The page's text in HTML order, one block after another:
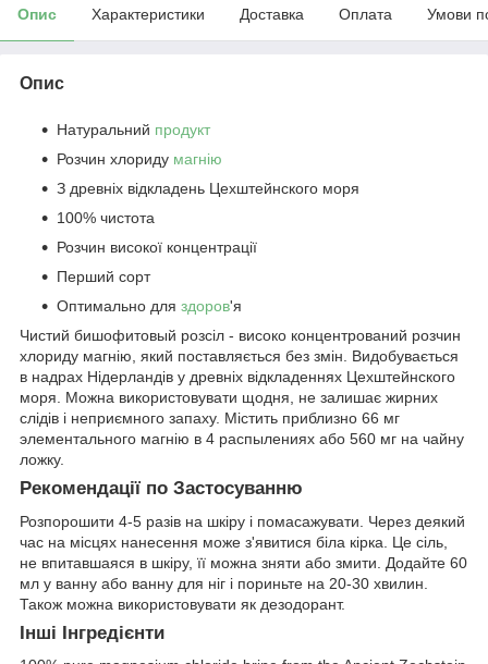
Опис Характеристики Доставка Оплата Умови
Опис
Натуральний продукт
Розчин хлориду магнію
З древніх відкладень Цехштейнского моря
100% чистота
Розчин високої концентрації
Перший сорт
Оптимально для здоров'я
Чистий бишофитовый розсіл - високо концентрований розчин
хлориду магнію, який поставляється без змін. Видобувається
в надрах Нідерландів у древніх відкладеннях Цехштейнского
моря. Можна використовувати щодня, не залишає жирних
слідів і неприємного запаху. Містить приблизно 66 мг
элементального магнію в 4 распылениях або 560 мг на чайну
ложку.
Рекомендації по Застосуванню
Розпорошити 4-5 разів на шкіру і помасажувати. Через деякий
час на місцях нанесення може з'явитися біла кірка. Це сіль,
не впитавшаяся в шкіру, її можна зняти або змити. Додайте 60
мл у ванну або ванну для ніг і пориньте на 20-30 хвилин.
Також можна використовувати як дезодорант.
Інші Інгредієнти